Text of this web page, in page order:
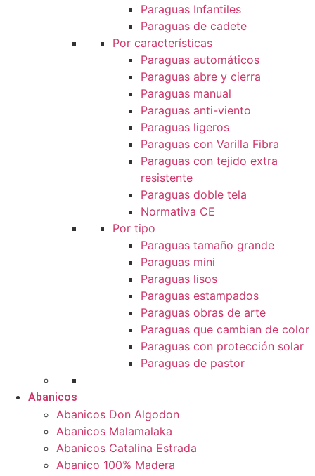
Paraguas Infantiles
Paraguas de cadete
Por características
Paraguas automáticos
Paraguas abre y cierra
Paraguas manual
Paraguas anti-viento
Paraguas ligeros
Paraguas con Varilla Fibra
Paraguas con tejido extra
resistente
Paraguas doble tela
Normativa CE
Por tipo
Paraguas tamaño grande
Paraguas mini
Paraguas lisos
Paraguas estampados
Paraguas obras de arte
Paraguas que cambian de color
Paraguas con protección solar
Paraguas de pastor
Abanicos
Abanicos Don Algodon
Abanicos Malamalaka
Abanicos Catalina Estrada
Abanico 100% Madera